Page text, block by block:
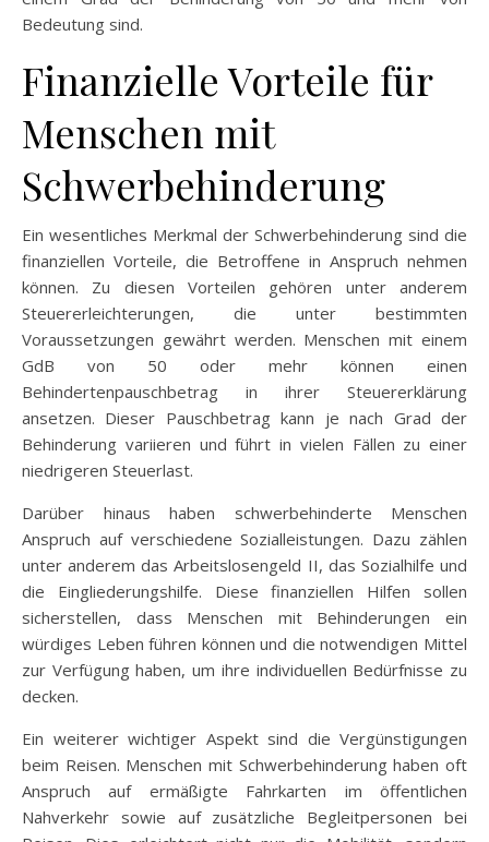
Bedeutung sind.
Finanzielle Vorteile für
Menschen mit
Schwerbehinderung
Ein wesentliches Merkmal der Schwerbehinderung sind die
finanziellen Vorteile, die Betroffene in Anspruch nehmen
können. Zu diesen Vorteilen gehören unter anderem
Steuererleichterungen, die unter bestimmten
Voraussetzungen gewährt werden. Menschen mit einem
GdB von 50 oder mehr können einen
Behindertenpauschbetrag in ihrer Steuererklärung
ansetzen. Dieser Pauschbetrag kann je nach Grad der
Behinderung variieren und führt in vielen Fällen zu einer
niedrigeren Steuerlast.
Darüber hinaus haben schwerbehinderte Menschen
Anspruch auf verschiedene Sozialleistungen. Dazu zählen
unter anderem das Arbeitslosengeld II, das Sozialhilfe und
die Eingliederungshilfe. Diese finanziellen Hilfen sollen
sicherstellen, dass Menschen mit Behinderungen ein
würdiges Leben führen können und die notwendigen Mittel
zur Verfügung haben, um ihre individuellen Bedürfnisse zu
decken.
Ein weiterer wichtiger Aspekt sind die Vergünstigungen
beim Reisen. Menschen mit Schwerbehinderung haben oft
Anspruch auf ermäßigte Fahrkarten im öffentlichen
Nahverkehr sowie auf zusätzliche Begleitpersonen bei